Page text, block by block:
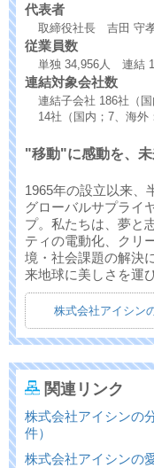
代表者
取締役社長 吉田 守
従業員数
単独 34,956人 連結
連結対象会社数
連結子会社 186社（
14社（国内；7、海
"移動"に感動を、未
1965年の設立以来、
グローバルサプライ
プ。私たちは、夢と
ティの電動化、クリ
境・社会課題の解決
来地球に美しさを運
株式会社アイシン
関連リンク
株式会社アイシンの
件）
株式会社アイシンの